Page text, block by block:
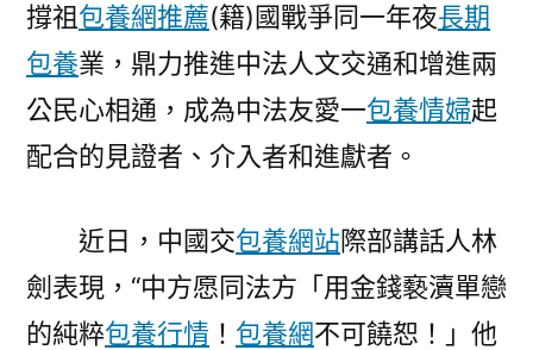
撐祖包養網推薦(籍)國戰爭同一年夜長期
包養業，鼎力推進中法人文交通和增進兩
公民心相通，成為中法友愛一包養情婦起
配合的見證者、介入者和進獻者。
近日，中國交包養網站際部講話人林
劍表現，“中方愿同法方「用金錢褻瀆單戀
的純粹包養行情 ！ 包養網不可饒恕！」他